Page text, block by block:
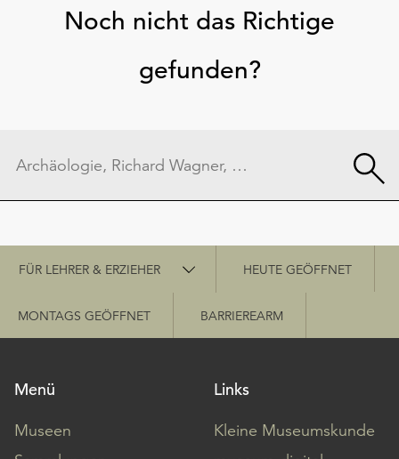
Noch nicht das Richtige
gefunden?
Schnellzugriff
FÜR LEHRER & ERZIEHER HEUTE GEÖFFNET
MONTAGS GEÖFFNET BARRIEREARM
Menü
Museen
Links
Kleine Museumskunde